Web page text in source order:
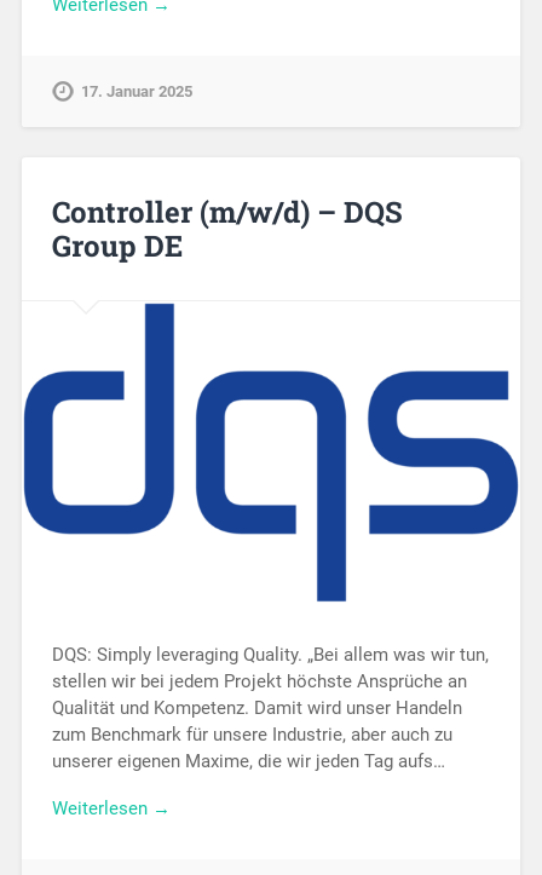
Weiterlesen →
17. Januar 2025
Controller (m/w/d) – DQS
Group DE
DQS: Simply leveraging Quality. „Bei allem was wir tun,
stellen wir bei jedem Projekt höchste Ansprüche an
Qualität und Kompetenz. Damit wird unser Handeln
zum Benchmark für unsere Industrie, aber auch zu
unserer eigenen Maxime, die wir jeden Tag aufs…
Weiterlesen →